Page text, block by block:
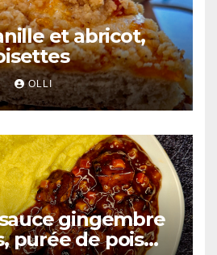
et abricot,
OLLI
gingembre
purée de pois